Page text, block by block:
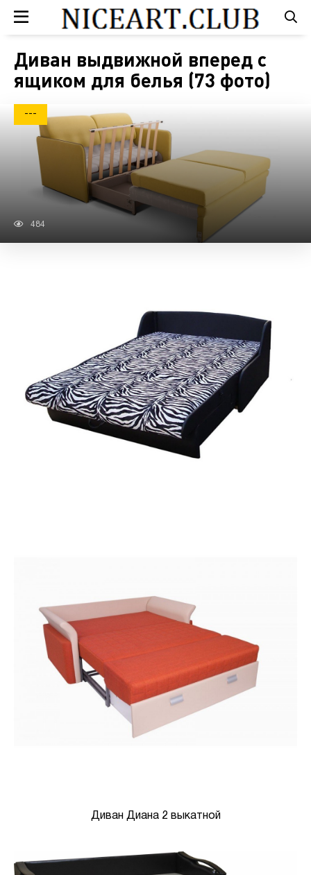
Диван выдвижной вперед с
ящиком для белья (73 фото)
---
484
Диван Диана 2 выкатной